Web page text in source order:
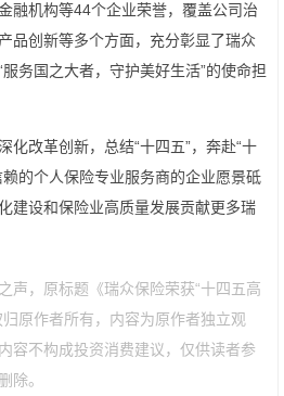
融机构等44个企业荣誉，覆盖公司治
品创新等多个方面，充分彰显了瑞众
务国之大者，守护美好生活”的使命担
化改革创新，总结“十四五”，奔赴“十
的个人保险专业服务商的企业愿景砥
建设和保险业高质量发展贡献更多瑞
声，原标题《瑞众保险荣获“十四五高
原作者所有，内容为原作者独立观
容不构成投资消费建议，仅供读者参
除。